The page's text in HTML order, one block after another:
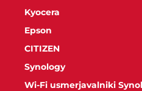
Kyocera
Epson
CITIZEN
Synology
Wi-Fi usmerjavalniki